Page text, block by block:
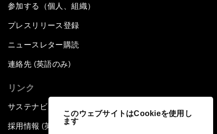
このウェブサイトはCookieを使用し
ます
参加する（個人、組織）
プレスリリース登録
ニュースレター購読
連絡先 (英語のみ)
リンク
サステナビリティへの取り組み
採用情報 (英語のみ)